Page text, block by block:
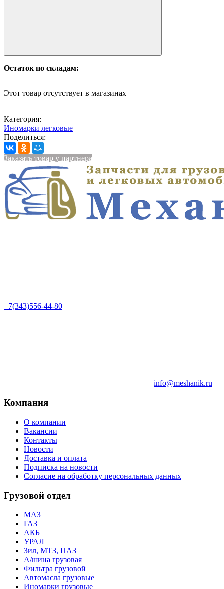
Остаток по складам:
Этот товар отсутствует в магазинах
Категория:
Иномарки легковые
Поделиться:
Заказать товар у партнера
+7(343)556-44-80
info@meshanik.ru
Компания
О компании
Вакансии
Контакты
Новости
Доставка и оплата
Подписка на новости
Согласие на обработку персональных данных
Грузовой отдел
МАЗ
ГАЗ
АКБ
УРАЛ
Зил, МТЗ, ПАЗ
А/шина грузовая
Фильтра грузовой
Автомасла грузовые
Иномарки грузовые